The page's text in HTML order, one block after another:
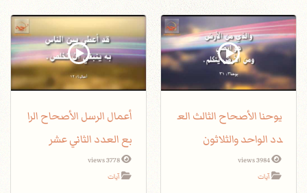
يوحنا الأصحاح الثالث الع
دد الواحد والثلاثون
3984 views
آيات
أعمال الرسل الأصحاح الرا
بع العدد الثاني عشر
3778 views
آيات